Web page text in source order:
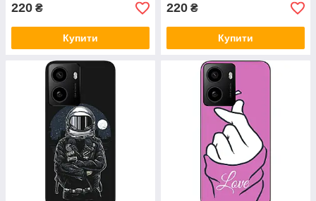
220 ₴
Купити
220 ₴
Купити